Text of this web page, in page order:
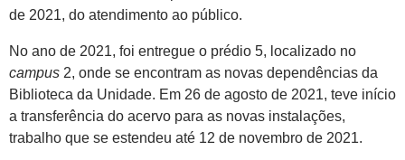
de 2021, do atendimento ao público.
No ano de 2021, foi entregue o prédio 5, localizado no
campus 2, onde se encontram as novas dependências da
Biblioteca da Unidade. Em 26 de agosto de 2021, teve início
a transferência do acervo para as novas instalações,
trabalho que se estendeu até 12 de novembro de 2021.